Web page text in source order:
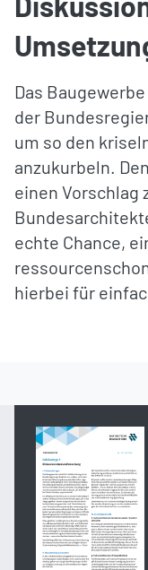
Das
der
um so den
anzukurbeln.
einen Vorschlag
echte Chance,
hierbei für